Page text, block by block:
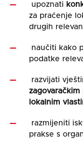
upoznati
za praćenje
drugih
naučiti kako
podatke
razvijati
lokalnim
razmijeniti
prakse s